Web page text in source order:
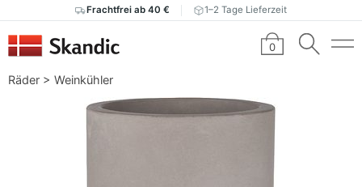
Frachtfrei ab 40 € 1–2 Tage Lieferzeit
0
Räder > Weinkühler